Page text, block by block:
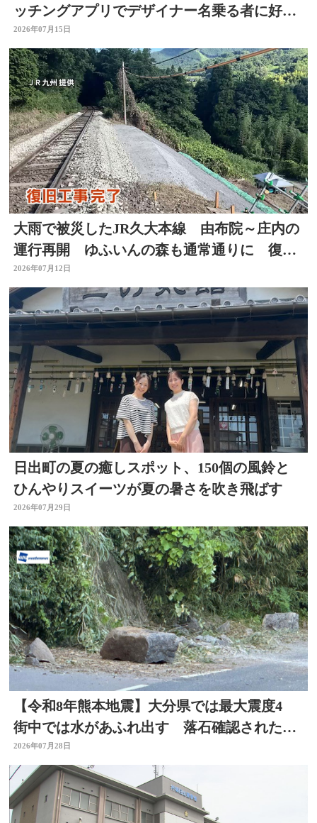
ッチングアプリでデザイナー名乗る者に好意
抱く 大分
2026年07月15日
大雨で被災したJR久大本線 由布院～庄内の
運行再開 ゆふいんの森も通常通りに 復旧
工事完了 大分
2026年07月12日
日出町の夏の癒しスポット、150個の風鈴と
ひんやりスイーツが夏の暑さを吹き飛ばす
2026年07月29日
【令和8年熊本地震】大分県では最大震度4
街中では水があふれ出す 落石確認されたと
ころも
2026年07月28日